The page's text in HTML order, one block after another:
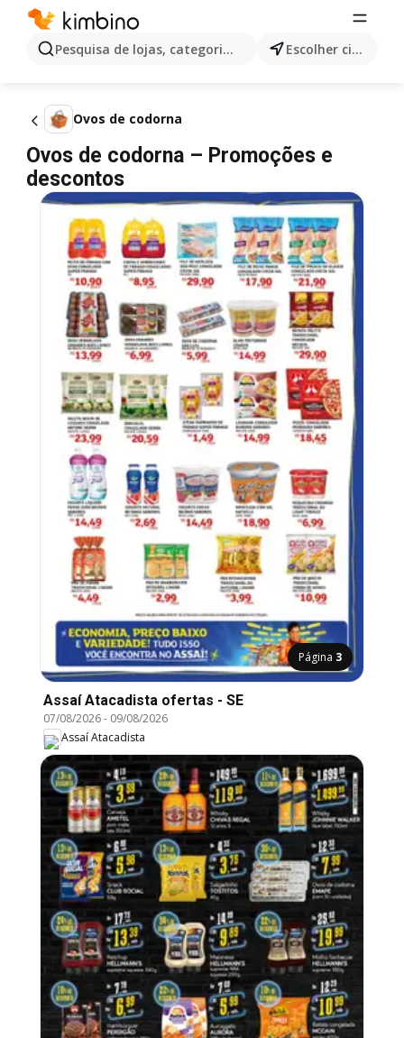
Pesquisa de lojas, categorias,produtos... Escolher cidade
Ovos de codorna
Ovos de codorna – Promoções e
descontos
Página 3
Assaí Atacadista ofertas - SE
07/08/2026- 09/08/2026
Assaí Atacadista